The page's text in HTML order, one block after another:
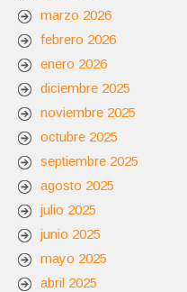
marzo 2026
febrero 2026
enero 2026
diciembre 2025
noviembre 2025
octubre 2025
septiembre 2025
agosto 2025
julio 2025
junio 2025
mayo 2025
abril 2025